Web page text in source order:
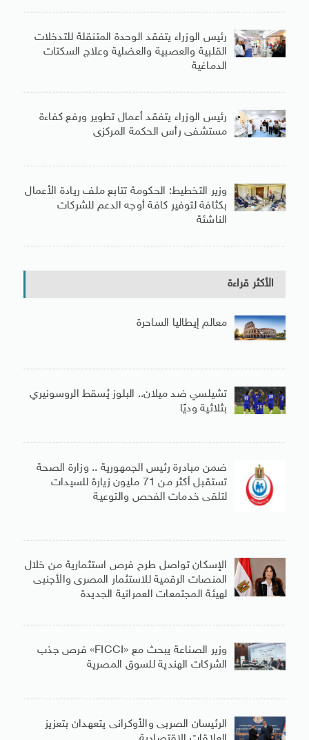
رئيس الوزراء يتفقد الوحدة المتنقلة للتدخلات
القلبية والعصبية والعضلية وعلاج السكتات
الدماغية
رئيس الوزراء يتفقد أعمال تطوير ورفع كفاءة
مستشفى رأس الحكمة المركزى
وزير التخطيط: الحكومة تتابع ملف ريادة الأعمال
بكثافة لتوفير كافة أوجه الدعم للشركات
الناشئة
الأكثر قراءة
معالم إيطاليا الساحرة
تشيلسي ضد ميلان.. البلوز يُسقط الروسونيري
بثلاثية وديًا
ضمن مبادرة رئيس الجمهورية .. وزارة الصحة
تستقبل أكثر من 71 مليون زيارة للسيدات
لتلقى خدمات الفحص والتوعية
الإسكان تواصل طرح فرص استثمارية من خلال
المنصات الرقمية للاستثمار المصرى والأجنبى
لهيئة المجتمعات العمرانية الجديدة
وزير الصناعة يبحث مع «FICCI» فرص جذب
الشركات الهندية للسوق المصرية
الرئيسان الصربى والأوكرانى يتعهدان بتعزيز